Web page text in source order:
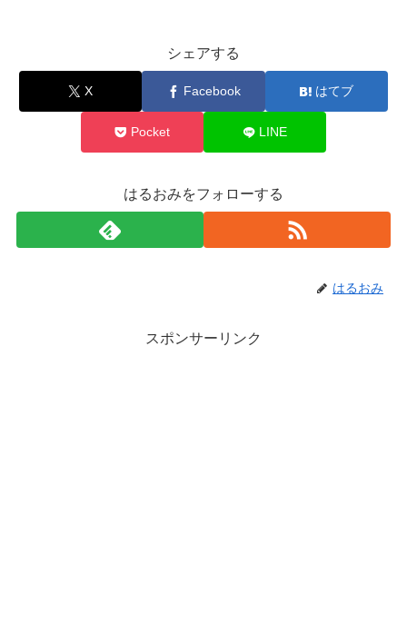
シェアする
X Facebook はてブ
Pocket LINE
はるおみをフォローする
はるおみ
スポンサーリンク